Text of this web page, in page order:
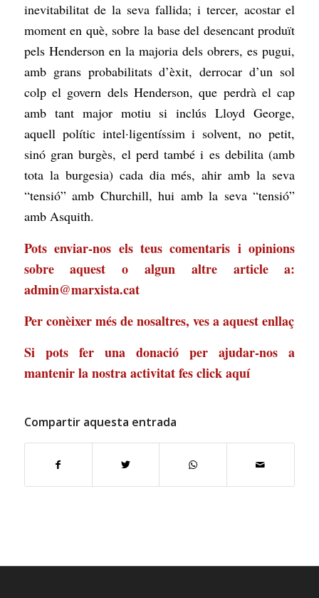
inevitabilitat de la seva fallida; i tercer, acostar el
moment en què, sobre la base del desencant produït
pels Henderson en la majoria dels obrers, es pugui,
amb grans probabilitats d’èxit, derrocar d’un sol
colp el govern dels Henderson, que perdrà el cap
amb tant major motiu si inclús Lloyd George,
aquell polític intel·ligentíssim i solvent, no petit,
sinó gran burgès, el perd també i es debilita (amb
tota la burgesia) cada dia més, ahir amb la seva
“tensió” amb Churchill, hui amb la seva “tensió”
amb Asquith.
Pots enviar-nos els teus comentaris i opinions
sobre aquest o algun altre article a:
admin@marxista.cat
Per conèixer més de nosaltres, ves aaquest enllaç
Si pots fer una donació per ajudar-nos a
mantenir la nostra activitatfes click aquí
Compartir aquesta entrada